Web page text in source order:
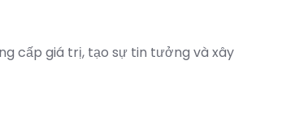
cấp giá trị, tạo sự tin tưởng và xây